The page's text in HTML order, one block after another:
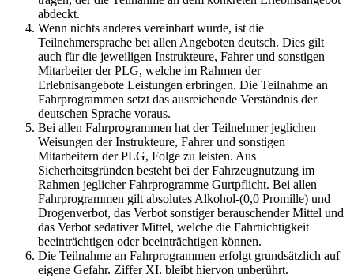
abdeckt.
Wenn nichts anderes vereinbart wurde, ist die
Teilnehmersprache bei allen Angeboten deutsch. Dies gilt
auch für die jeweiligen Instrukteure, Fahrer und sonstigen
Mitarbeiter der PLG, welche im Rahmen der
Erlebnisangebote Leistungen erbringen. Die Teilnahme an
Fahrprogrammen setzt das ausreichende Verständnis der
deutschen Sprache voraus.
Bei allen Fahrprogrammen hat der Teilnehmer jeglichen
Weisungen der Instrukteure, Fahrer und sonstigen
Mitarbeitern der PLG, Folge zu leisten. Aus
Sicherheitsgründen besteht bei der Fahrzeugnutzung im
Rahmen jeglicher Fahrprogramme Gurtpflicht. Bei allen
Fahrprogrammen gilt absolutes Alkohol-(0,0 Promille) und
Drogenverbot, das Verbot sonstiger berauschender Mittel und
das Verbot sedativer Mittel, welche die Fahrtüchtigkeit
beeinträchtigen oder beeinträchtigen können.
Die Teilnahme an Fahrprogrammen erfolgt grundsätzlich auf
eigene Gefahr. Ziffer XI. bleibt hiervon unberührt.